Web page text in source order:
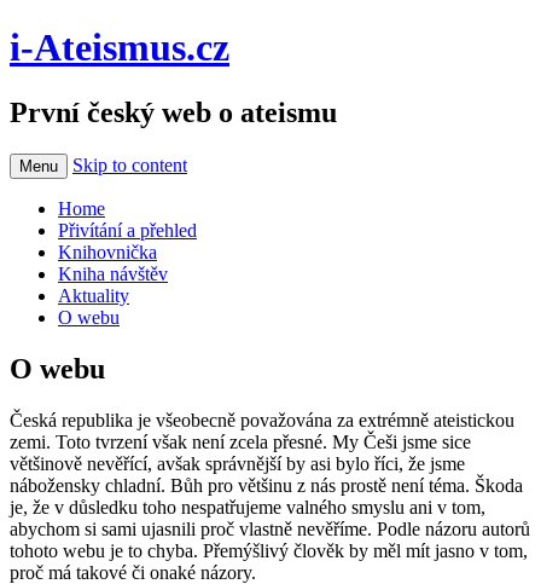
i-Ateismus.cz
První český web o ateismu
Menu Skip to content
Home
Přivítání a přehled
Knihovnička
Kniha návštěv
Aktuality
O webu
O webu
Česká republika je všeobecně považována za extrémně ateistickou
zemi. Toto tvrzení však není zcela přesné. My Češi jsme sice
většinově nevěřící, avšak správnější by asi bylo říci, že jsme
nábožensky chladní. Bůh pro většinu z nás prostě není téma. Škoda
je, že v důsledku toho nespatřujeme valného smyslu ani v tom,
abychom si sami ujasnili proč vlastně nevěříme. Podle názoru autorů
tohoto webu je to chyba. Přemýšlivý člověk by měl mít jasno v tom,
proč má takové či onaké názory.